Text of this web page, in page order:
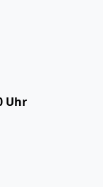
Uhr